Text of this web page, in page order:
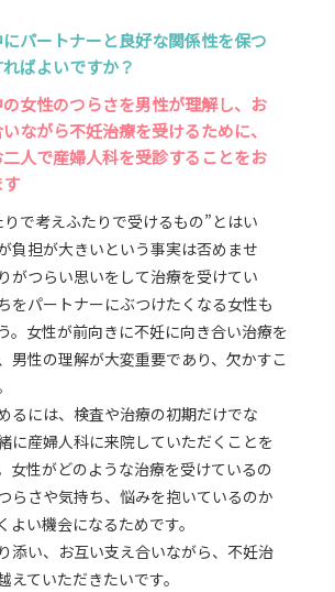
パートナーと良好な関係性を保つ
ばよいですか？
女性のつらさを男性が理解し、お
ながら不妊治療を受けるために、
人で産婦人科を受診することをお
で考えふたりで受けるもの”とはい
負担が大きいという事実は否めませ
がつらい思いをして治療を受けてい
をパートナーにぶつけたくなる女性も
。女性が前向きに不妊に向き合い治療を
男性の理解が大変重要であり、欠かすこ
るには、検査や治療の初期だけでな
に産婦人科に来院していただくことを
女性がどのような治療を受けているの
らさや気持ち、悩みを抱いているのか
よい機会になるためです。
添い、お互い支え合いながら、不妊治
えていただきたいです。